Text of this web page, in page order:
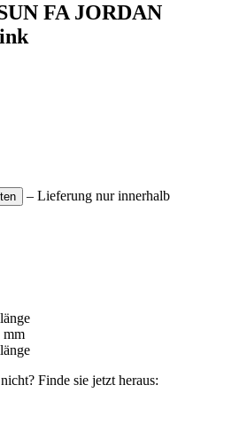
FA JORDAN
– Lieferung nur innerhalb
mm
nicht?Finde sie jetzt heraus: